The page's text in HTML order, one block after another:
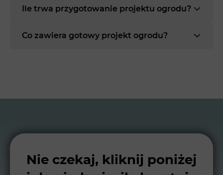
Ile trwa przygotowanie projektu ogrodu?
Co zawiera gotowy projekt ogrodu?
Nie czekaj, kliknij poniżej